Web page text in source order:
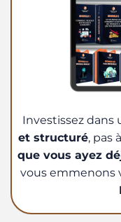
Investissez
et structuré, pas
que vous ayez
vous emmenons